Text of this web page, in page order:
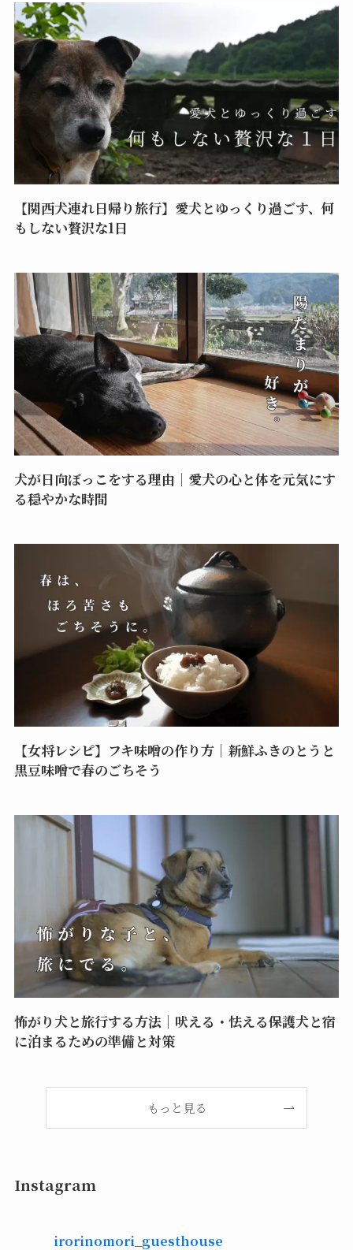
【関西犬連れ日帰り旅行】愛犬とゆっくり過ごす、何
もしない贅沢な1日
犬が日向ぼっこをする理由｜愛犬の心と体を元気にす
る穏やかな時間
【女将レシピ】フキ味噌の作り方｜新鮮ふきのとうと
黒豆味噌で春のごちそう
怖がり犬と旅行する方法｜吠える・怯える保護犬と宿
に泊まるための準備と対策
もっと見る
Instagram
irorinomori_guesthouse